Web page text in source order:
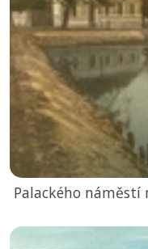
Palackého náměstí